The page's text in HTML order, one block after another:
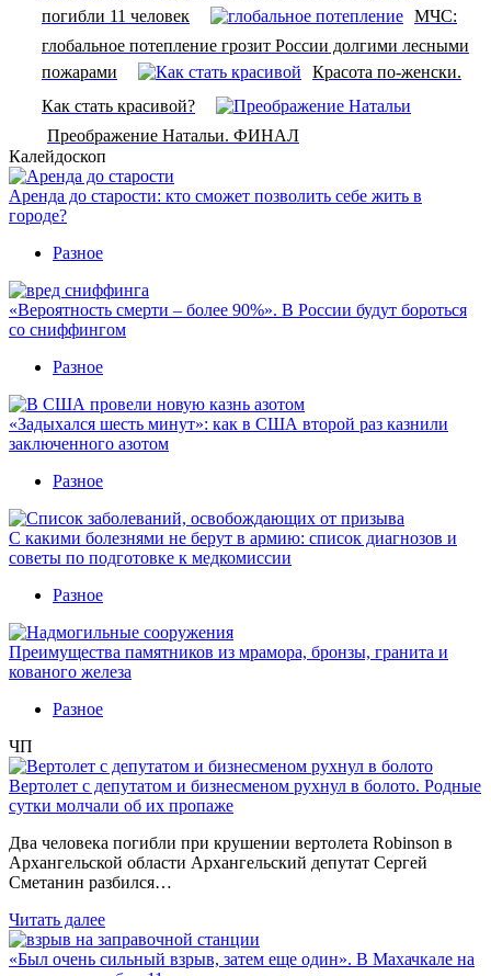
погибли 11 человек
МЧС:
глобальное потепление грозит России долгими лесными
пожарами
Красота по-женски.
Как стать красивой?
Преображение Натальи. ФИНАЛ
Калейдоскоп
Аренда до старости: кто сможет позволить себе жить в
городе?
Разное
«Вероятность смерти – более 90%». В России будут бороться
со сниффингом
Разное
«Задыхался шесть минут»: как в США второй раз казнили
заключенного азотом
Разное
С какими болезнями не берут в армию: список диагнозов и
советы по подготовке к медкомиссии
Разное
Преимущества памятников из мрамора, бронзы, гранита и
кованого железа
Разное
ЧП
Вертолет с депутатом и бизнесменом рухнул в болото. Родные
сутки молчали об их пропаже
Два человека погибли при крушении вертолета Robinson в
Архангельской области Архангельский депутат Сергей
Сметанин разбился…
Читать далее
«Был очень сильный взрыв, затем еще один». В Махачкале на